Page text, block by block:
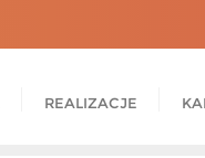
REALIZACJE